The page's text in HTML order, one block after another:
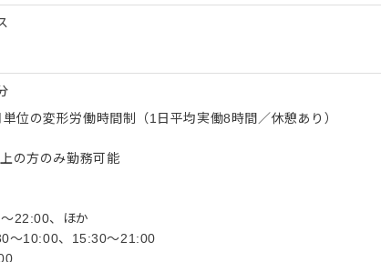
位の変形労働時間制（1日平均実働8時間／休憩あり）
の方のみ勤務可能
22:00、ほか
～10:00、15:30～21:00